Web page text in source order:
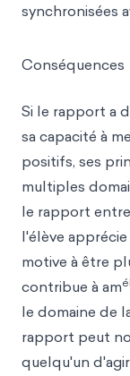
synchronisées
Conséquences
Si le rapport a
sa capacité à
positifs, ses
multiples
le rapport
l'élève
motive à être
contribue à amél
le domaine de
rapport peut
quelqu'un